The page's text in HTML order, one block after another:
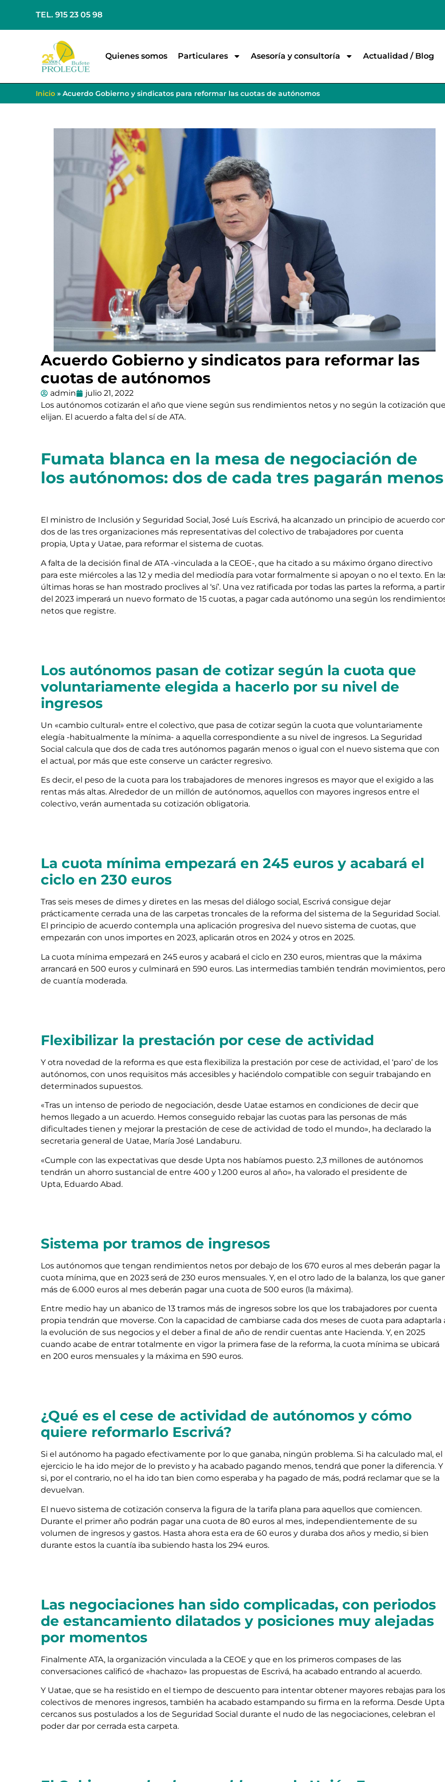
TEL. 915 23 05 98
Quienes somos Particulares Asesoría y consultoría Actualidad / Blog
Inicio » Acuerdo Gobierno y sindicatos para reformar las cuotas de autónomos
Acuerdo Gobierno y sindicatos para reformar las
cuotas de autónomos
admin
julio 21, 2022
Los autónomos cotizarán el año que viene según sus rendimientos netos y no según la cotización
elijan. El acuerdo a falta del sí de ATA.
Fumata blanca en la mesa de negociación de
los autónomos: dos de cada tres pagarán menos
El ministro de Inclusión y Seguridad Social, José Luís Escrivá, ha alcanzado un principio de acuerdo
dos de las tres organizaciones más representativas del colectivo de trabajadores por cuenta
propia, Upta y Uatae, para reformar el sistema de cuotas.
A falta de la decisión final de ATA -vinculada a la CEOE-, que ha citado a su máximo órgano directivo
para este miércoles a las 12 y media del mediodía para votar formalmente si apoyan o no el texto. En
últimas horas se han mostrado proclives al ‘sí’. Una vez ratificada por todas las partes la reforma, a partir
del 2023 imperará un nuevo formato de 15 cuotas, a pagar cada autónomo una según los
netos que registre.
Los autónomos pasan de cotizar según la cuota que
voluntariamente elegida a hacerlo por su nivel de
ingresos
Un «cambio cultural» entre el colectivo, que pasa de cotizar según la cuota que voluntariamente
elegía -habitualmente la mínima- a aquella correspondiente a su nivel de ingresos. La Seguridad
Social calcula que dos de cada tres autónomos pagarán menos o igual con el nuevo sistema que con
el actual, por más que este conserve un carácter regresivo.
Es decir, el peso de la cuota para los trabajadores de menores ingresos es mayor que el exigido a las
rentas más altas. Alrededor de un millón de autónomos, aquellos con mayores ingresos entre el
colectivo, verán aumentada su cotización obligatoria.
La cuota mínima empezará en 245 euros y acabará el
ciclo en 230 euros
Tras seis meses de dimes y diretes en las mesas del diálogo social, Escrivá consigue dejar
prácticamente cerrada una de las carpetas troncales de la reforma del sistema de la Seguridad Social.
El principio de acuerdo contempla una aplicación progresiva del nuevo sistema de cuotas, que
empezarán con unos importes en 2023, aplicarán otros en 2024 y otros en 2025.
La cuota mínima empezará en 245 euros y acabará el ciclo en 230 euros, mientras que la máxima
arrancará en 500 euros y culminará en 590 euros. Las intermedias también tendrán movimientos, pero
de cuantía moderada.
Flexibilizar la prestación por cese de actividad
Y otra novedad de la reforma es que esta flexibiliza la prestación por cese de actividad, el ‘paro’ de los
autónomos, con unos requisitos más accesibles y haciéndolo compatible con seguir trabajando en
determinados supuestos.
«Tras un intenso de periodo de negociación, desde Uatae estamos en condiciones de decir que
hemos llegado a un acuerdo. Hemos conseguido rebajar las cuotas para las personas de más
dificultades tienen y mejorar la prestación de cese de actividad de todo el mundo», ha declarado la
secretaria general de Uatae, María José Landaburu.
«Cumple con las expectativas que desde Upta nos habíamos puesto. 2,3 millones de autónomos
tendrán un ahorro sustancial de entre 400 y 1.200 euros al año», ha valorado el presidente de
Upta, Eduardo Abad.
Sistema por tramos de ingresos
Los autónomos que tengan rendimientos netos por debajo de los 670 euros al mes deberán pagar la
cuota mínima, que en 2023 será de 230 euros mensuales. Y, en el otro lado de la balanza, los que
más de 6.000 euros al mes deberán pagar una cuota de 500 euros (la máxima).
Entre medio hay un abanico de 13 tramos más de ingresos sobre los que los trabajadores por cuenta
propia tendrán que moverse. Con la capacidad de cambiarse cada dos meses de cuota para adaptarla
la evolución de sus negocios y el deber a final de año de rendir cuentas ante Hacienda. Y, en 2025
cuando acabe de entrar totalmente en vigor la primera fase de la reforma, la cuota mínima se ubicará
en 200 euros mensuales y la máxima en 590 euros.
¿Qué es el cese de actividad de autónomos y cómo
quiere reformarlo Escrivá?
Si el autónomo ha pagado efectivamente por lo que ganaba, ningún problema. Si ha calculado mal, el
ejercicio le ha ido mejor de lo previsto y ha acabado pagando menos, tendrá que poner la diferencia. Y
si, por el contrario, no el ha ido tan bien como esperaba y ha pagado de más, podrá reclamar que se la
devuelvan.
El nuevo sistema de cotización conserva la figura de la tarifa plana para aquellos que comiencen.
Durante el primer año podrán pagar una cuota de 80 euros al mes, independientemente de su
volumen de ingresos y gastos. Hasta ahora esta era de 60 euros y duraba dos años y medio, si bien
durante estos la cuantía iba subiendo hasta los 294 euros.
Las negociaciones han sido complicadas, con periodos
de estancamiento dilatados y posiciones muy alejadas
por momentos
Finalmente ATA, la organización vinculada a la CEOE y que en los primeros compases de las
conversaciones calificó de «hachazo» las propuestas de Escrivá, ha acabado entrando al acuerdo.
Y Uatae, que se ha resistido en el tiempo de descuento para intentar obtener mayores rebajas para los
colectivos de menores ingresos, también ha acabado estampando su firma en la reforma. Desde
cercanos sus postulados a los de Seguridad Social durante el nudo de las negociaciones, celebran el
poder dar por cerrada esta carpeta.